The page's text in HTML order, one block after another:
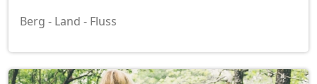
Berg - Land - Fluss